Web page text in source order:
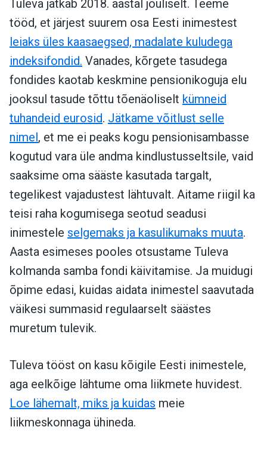
Tuleva jätkab 2018. aastal jõuliselt. Teeme
tööd, et järjest suurem osa Eesti inimestest
leiaks üles kaasaegsed, madalate kuludega
indeksifondid. Vanades, kõrgete tasudega
fondides kaotab keskmine pensionikoguja elu
jooksul tasude tõttu tõenäoliselt kümneid
tuhandeid eurosid. Jätkame võitlust selle
nimel, et me ei peaks kogu pensionisambasse
kogutud vara üle andma kindlustusseltsile, vaid
saaksime oma sääste kasutada targalt,
tegelikest vajadustest lähtuvalt. Aitame riigil ka
teisi raha kogumisega seotud seadusi
inimestele selgemaks ja kasulikumaks muuta.
Aasta esimeses pooles otsustame Tuleva
kolmanda samba fondi käivitamise. Ja muidugi
õpime edasi, kuidas aidata inimestel saavutada
väikesi summasid regulaarselt säästes
muretum tulevik.
Tuleva tööst on kasu kõigile Eesti inimestele,
aga eelkõige lähtume oma liikmete huvidest.
Loe lähemalt, miks ja kuidas meie
liikmeskonnaga ühineda.